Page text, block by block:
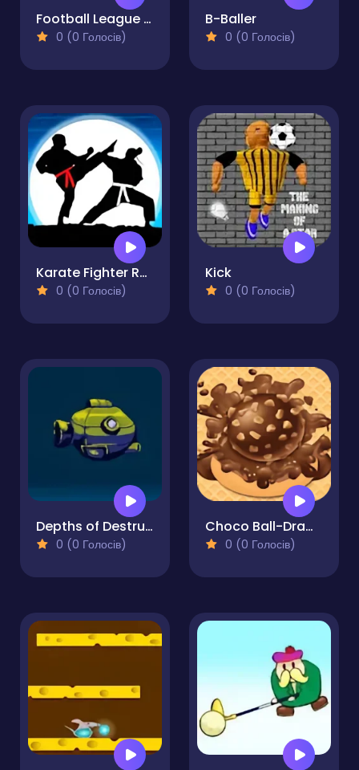
Football League Game
0 (0 Голосів)
B-Baller
0 (0 Голосів)
Karate Fighter Real Battles
0 (0 Голосів)
Kick
0 (0 Голосів)
Depths of Destruction
0 (0 Голосів)
Choco Ball-Draw Line & Happy Girl
0 (0 Голосів)